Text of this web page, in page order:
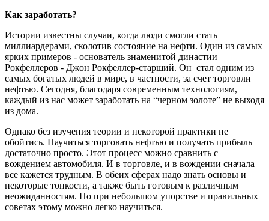
Как заработать?
Истории известны случаи, когда люди смогли стать
миллиардерами, сколотив состояние на нефти. Один из самых
ярких примеров - основатель знаменитой династии
Рокфеллеров - Джон Рокфеллер-старший. Он стал одним из
самых богатых людей в мире, в частности, за счет торговли
нефтью. Сегодня, благодаря современным технологиям,
каждый из нас может заработать на “черном золоте” не выходя
из дома.
Однако без изучения теории и некоторой практики не
обойтись. Научиться торговать нефтью и получать прибыль
достаточно просто. Этот процесс можно сравнить с
вождением автомобиля. И в торговле, и в вождении сначала
все кажется трудным. В обеих сферах надо знать основы и
некоторые тонкости, а также быть готовым к различным
неожиданностям. Но при небольшом упорстве и правильных
советах этому можно легко научиться.